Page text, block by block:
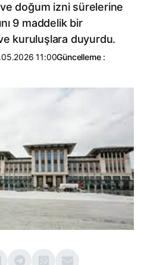
ve doğum izni sürelerine
9 maddelik bir
kuruluşlara duyurdu.
11:00Güncelleme :